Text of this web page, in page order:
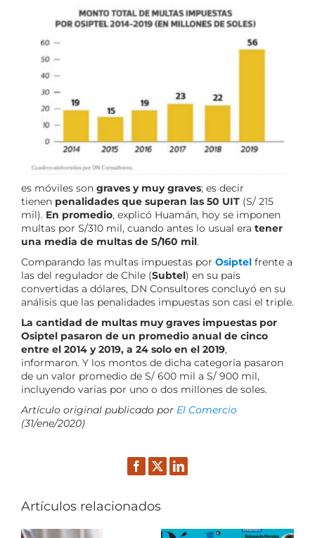
es móviles son graves y muy graves; es decir
tienen penalidades que superan las 50 UIT (S/ 215
mil). En promedio, explicó Huamán, hoy se imponen
multas por S/310 mil, cuando antes lo usual era tener
una media de multas de S/160 mil.
Comparando las multas impuestas por Osiptel frente a
las del regulador de Chile (Subtel) en su país
convertidas a dólares, DN Consultores concluyó en su
análisis que las penalidades impuestas son casi el triple.
La cantidad de multas muy graves impuestas por
Osiptel pasaron de un promedio anual de cinco
entre el 2014 y 2019, a 24 solo en el 2019,
informaron. Y los montos de dicha categoría pasaron
de un valor promedio de S/ 600 mil a S/ 900 mil,
incluyendo varias por uno o dos millones de soles.
Artículo original publicado por El Comercio
(31/ene/2020)
Facebook
TwitterLinkedIn
Artículos relacionados